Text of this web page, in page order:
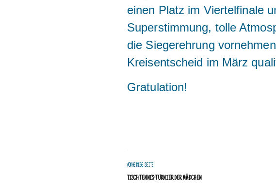
einen Platz im Viertelfinale
Superstimmung, tolle
die Siegerehrung
Kreisentscheid im März
Gratulation!
VORHERIGE SEITE
TISCHTENNIS-TURNIER DER MÄDCHEN